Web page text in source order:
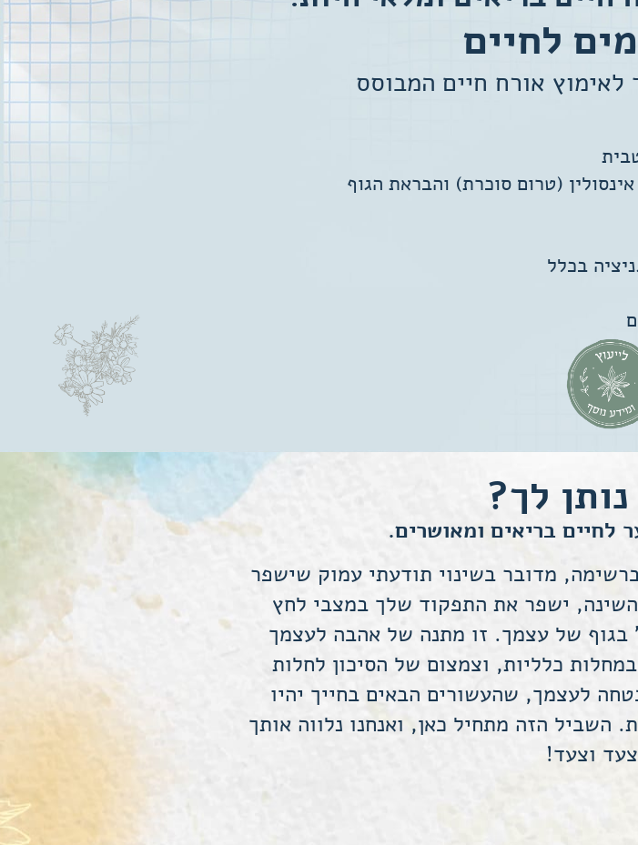
לחיים
אורח חיים המבוסס
(טרום סוכרת) והבראת הגוף
בכלל
לך?
לחיים בריאים ומאושרים.
מדובר בשינוי תודעתי עמוק שישפר
ישפר את התפקוד שלך במצבי לחץ
בגוף של עצמך. זו מתנה של אהבה לעצמך
כלליות, וצמצום של הסיכון לחלות
לעצמך, שהעשורים הבאים בחייך יהיו
השביל הזה מתחיל כאן, ואנחנו נלווה אותך
וצעד!
ומבנהו,
אופן השימוש
משתמש
מיטבית
לקובצי
Cookie
אלו, חלק
מהפונקציות
שיווקי
שיתוף
העניין
וההתנהגות
ביקורך
באתר,
ההזדמנות
לראות